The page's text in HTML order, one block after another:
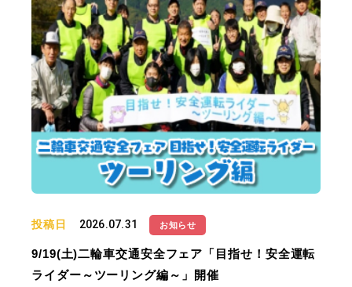
投稿日 2026.07.31 お知らせ
9/19(土)二輪車交通安全フェア「目指せ！安全運転
ライダー～ツーリング編～」開催